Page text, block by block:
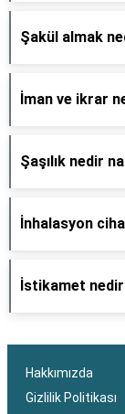
Şakül almak
İman ve ikrar
Şaşılık nedir
İnhalasyon
İstikamet
Hakkımızda
Gizlilik Politikası